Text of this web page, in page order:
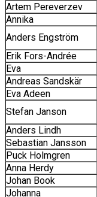
Artem Pereverzev
Annika
Anders Engström
Erik Fors-Andrée
Eva
Andreas Sandskär
Eva Adeen
Stefan Janson
Anders Lindh
Sebastian Jansson
Puck Holmgren
Anna Herdy
Johan Book
Johanna